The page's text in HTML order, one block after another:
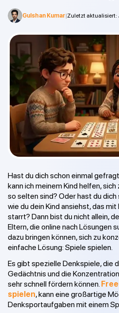
Gulshan Kumar|Zuletzt aktualisiert:
Hast du dich schon einmal
kann ich meinem Kind helfen,
so selten sind? Oder hast du
wie du dein Kind ansiehst, das
starrt? Dann bist du nicht allein,
Eltern, die online nach Lösungen
dazu bringen können, sich zu
einfache Lösung: Spiele spielen.
Es gibt spezielle Denkspiele, die
Gedächtnis und die
sehr schnell fördern können.
spielen, kann eine großartige
Denksportaufgaben mit einem